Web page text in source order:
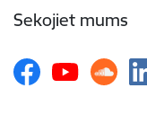
Sekojiet mums